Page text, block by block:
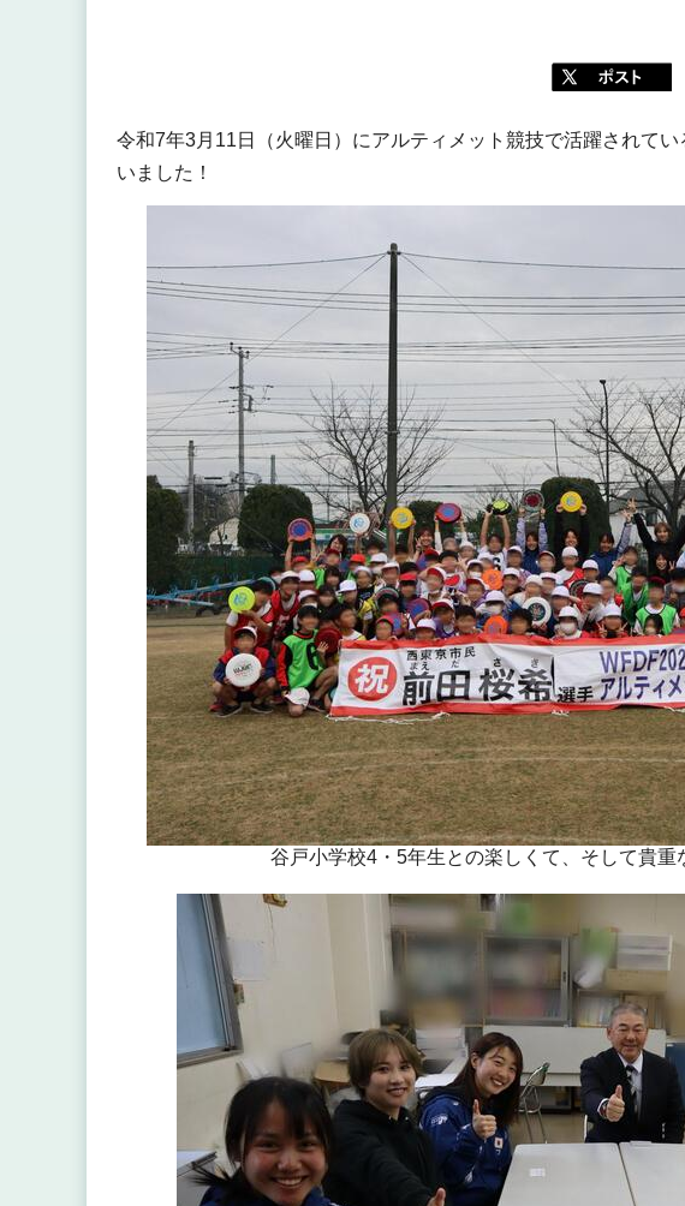
令和7年3月11日（火曜日）にアルティメット競技で活躍されて
いました！
谷戸小学校4・5年生との楽しくて、そして貴重